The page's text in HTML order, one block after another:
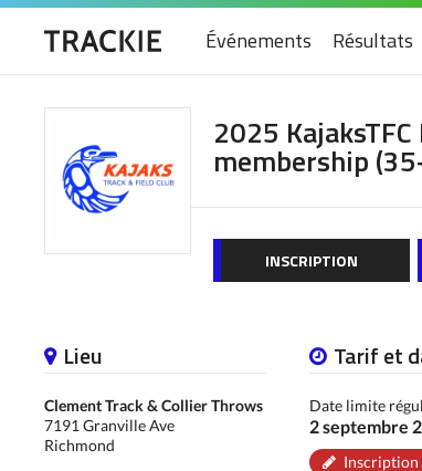
Événements Résultats
2025
membership
INSCRIPTION
Tarif et
Date limite
2 septembre
Inscription
Lieu
Clement Track & Collier Throws
7191 Granville Ave
Richmond